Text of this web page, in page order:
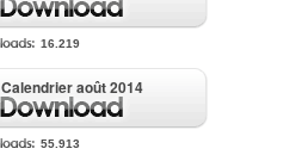
16.219
Calendrier août 2014
55.913